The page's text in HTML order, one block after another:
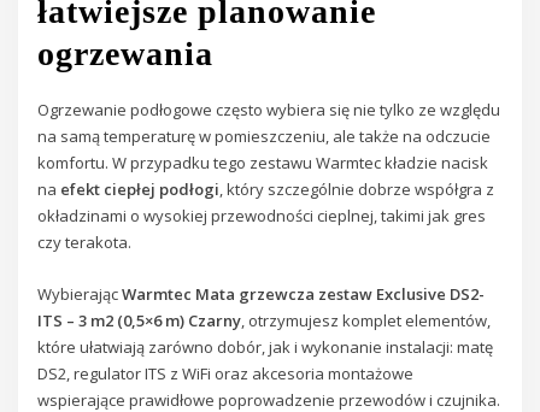
łatwiejsze planowanie
ogrzewania
Ogrzewanie podłogowe często wybiera się nie tylko ze względu
na samą temperaturę w pomieszczeniu, ale także na odczucie
komfortu. W przypadku tego zestawu Warmtec kładzie nacisk
na efekt ciepłej podłogi, który szczególnie dobrze współgra z
okładzinami o wysokiej przewodności cieplnej, takimi jak gres
czy terakota.
WybierającWarmtec Mata grzewcza zestaw Exclusive DS2-
ITS – 3 m2 (0,5×6 m) Czarny, otrzymujesz komplet elementów,
które ułatwiają zarówno dobór, jak i wykonanie instalacji: matę
DS2, regulator ITS z WiFi oraz akcesoria montażowe
wspierające prawidłowe poprowadzenie przewodów i czujnika.